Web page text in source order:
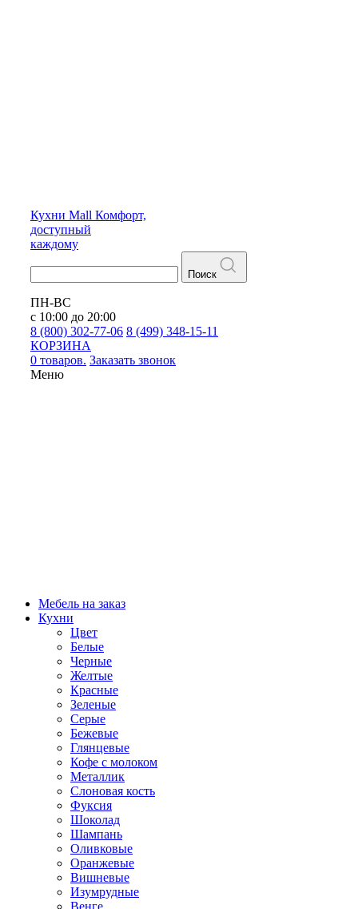
Кухни Mall Комфорт,
доступный
каждому
Поиск
ПН-ВС
с 10:00 до 20:00
8 (800) 302-77-06 8 (499) 348-15-11
КОРЗИНА
0 товаров. Заказать звонок
Меню
Мебель на заказ
Кухни
Цвет
Белые
Черные
Желтые
Красные
Зеленые
Серые
Бежевые
Глянцевые
Кофе с молоком
Металлик
Слоновая кость
Фуксия
Шоколад
Шампань
Оливковые
Оранжевые
Вишневые
Изумрудные
Венге